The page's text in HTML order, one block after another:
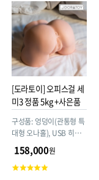
점
[도라토이] 오피스걸 세
미3 정품 5kg +사은품
구성품: 엉덩이(관통형 특
대형 오나홀), USB 히팅
스틱(열이 금방 올라오니,
1분 이상 사용하지 마세
요), 규조토 드라이스틱,
158,000원
고